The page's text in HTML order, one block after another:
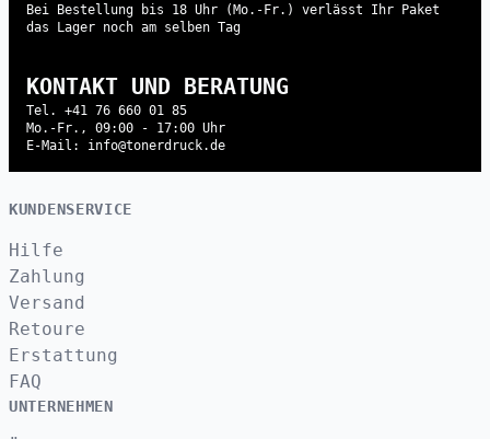
Bei Bestellung bis 18 Uhr (Mo.-Fr.) verlässt Ihr Paket
das Lager noch am selben Tag
KONTAKT UND BERATUNG
Tel. +41 76 660 01 85
Mo.-Fr., 09:00 - 17:00 Uhr
E-Mail: info@tonerdruck.de
KUNDENSERVICE
Hilfe
Zahlung
Versand
Retoure
Erstattung
FAQ
UNTERNEHMEN